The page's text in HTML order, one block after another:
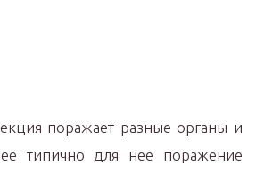
поражает разные органы и
типично для нее поражение